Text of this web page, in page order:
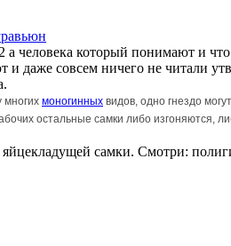
а человека который понимают и
и даже совсем ничего не читали
многих моногинных видов, одно гнездо
остальные самки либо изгоняются,
самки. Смотри: